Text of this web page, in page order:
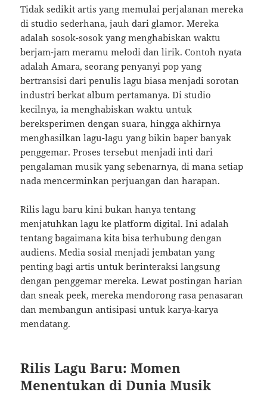
Tidak sedikit artis yang memulai perjalanan mereka
di studio sederhana, jauh dari glamor. Mereka
adalah sosok-sosok yang menghabiskan waktu
berjam-jam meramu melodi dan lirik. Contoh nyata
adalah Amara, seorang penyanyi pop yang
bertransisi dari penulis lagu biasa menjadi sorotan
industri berkat album pertamanya. Di studio
kecilnya, ia menghabiskan waktu untuk
bereksperimen dengan suara, hingga akhirnya
menghasilkan lagu-lagu yang bikin baper banyak
penggemar. Proses tersebut menjadi inti dari
pengalaman musik yang sebenarnya, di mana setiap
nada mencerminkan perjuangan dan harapan.
Rilis lagu baru kini bukan hanya tentang
menjatuhkan lagu ke platform digital. Ini adalah
tentang bagaimana kita bisa terhubung dengan
audiens. Media sosial menjadi jembatan yang
penting bagi artis untuk berinteraksi langsung
dengan penggemar mereka. Lewat postingan harian
dan sneak peek, mereka mendorong rasa penasaran
dan membangun antisipasi untuk karya-karya
mendatang.
Rilis Lagu Baru: Momen
Menentukan di Dunia Musik